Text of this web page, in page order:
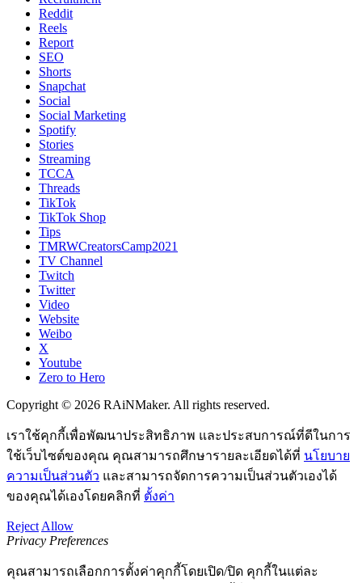
Reddit
Reels
Report
SEO
Shorts
Snapchat
Social
Social Marketing
Spotify
Stories
Streaming
TCCA
Threads
TikTok
TikTok Shop
Tips
TMRWCreatorsCamp2021
TV Channel
Twitch
Twitter
Video
Website
Weibo
X
Youtube
Zero to Hero
Copyright © 2026 RAiNMaker. All rights reserved.
เราใช้คุกกี้เพื่อพัฒนาประสิทธิภาพ และประสบการณ์ที่ดีในการ
ใช้เว็บไซต์ของคุณ คุณสามารถศึกษารายละเอียดได้ที่ นโยบาย
ความเป็นส่วนตัว และสามารถจัดการความเป็นส่วนตัวเองได้
ของคุณได้เองโดยคลิกที่ ตั้งค่า
Reject Allow
Privacy Preferences
คุณสามารถเลือกการตั้งค่าคุกกี้โดยเปิด/ปิด คุกกี้ในแต่ละ